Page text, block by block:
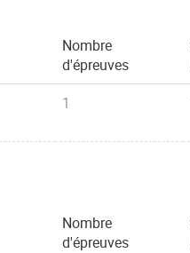
Nombre
d'épreuves
1
Nombre
d'épreuves